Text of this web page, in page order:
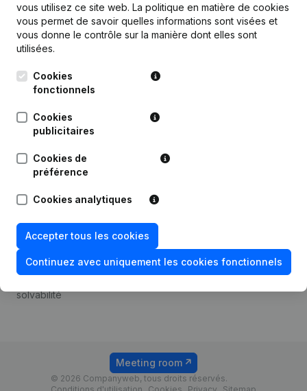
vous utilisez ce site web. La politique en matière de cookies
vous permet de savoir quelles informations sont visées et
vous donne le contrôle sur la manière dont elles sont
utilisées.
Cookies
fonctionnels
Cookies
publicitaires
Cookies de
préférence
Cookies analytiques
Accepter tous les cookies
Continuez avec uniquement les cookies fonctionnels
Kantorenpark Everest
Leuvensesteenweg
1800 Vilvoorde
Recherche internationale
Prospection
Compliance et prévention
de la fraude
Consulter des comptes
Recherche de numéro de
TVA
solvabilité
Tarifs
© 2026 Companyweb, tous droits réservés.
Meeting room